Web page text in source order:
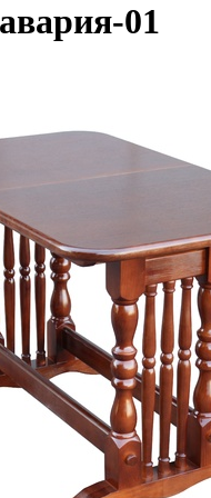
01